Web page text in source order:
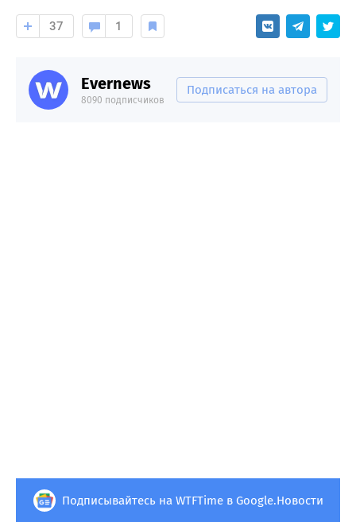
37 1
Evernews
8090 подписчиков
Подписаться на автора
Подписывайтесь на WTFTime в Google.Новости